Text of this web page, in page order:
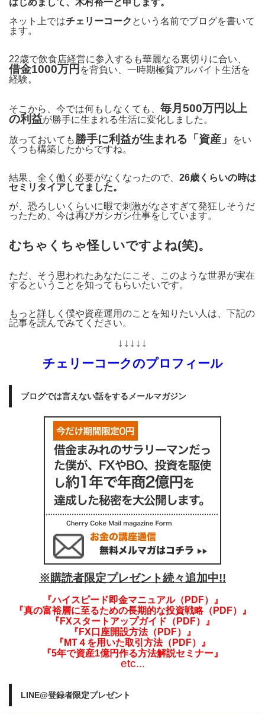
はじめまして、木村裕一と申します。
ネット上ではチェリーコーク という名前でブログを書いて
ます。
22歳で飲食店経営に参入するも華麗なる裏切りに合い、
借金1000万円 を背負い、一時期極貧アルバイト生活を
経験。
そこから、今では何もしなくても、 毎月500万円以上
の利益が勝手に生まれる生活に変化しました。
放っておいても勝手に利益が生まれる「資産」
をい
くつも構築したからですね。
結果、全く働く必要がなくなったので、 26歳くらいの時は
セミリタイアしてました。
が、恐ろしいくらいに暇で刺激がなさすぎて発狂しそうだ
ったため、今は再びガシガシ仕事をしています。
むちゃくちゃ怪しいですよね(笑)。
ただ、そう思われたあなたにこそ、このような世界が実在
するということを知ってもらいたいです。
もっと詳しく僕や資産運用のことを知りたい人は、下記の
記事を読んでみてください。
↓↓↓↓↓
チェリーコークのプロフィール
ブログでは言えない話をするメールマガジン
※購読者限定プレゼント続々追加中!!
『ハイスピード即金マニュアル（PDF）』
『真の富裕層に至るための長期的な投資戦略（PDF）』
『FXスタートアップガイド（PDF）』
『FX口座開設方法（PDF）』
『MT４を用いた取引方法（PDF）』
『5年で資産1億円作る方法解説セミナー』
etc...
LINE@登録者限定プレゼント